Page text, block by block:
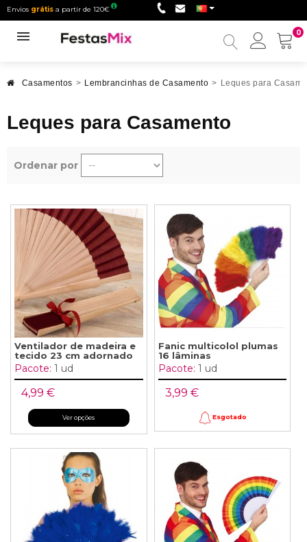
Envios grátis a partir de 120€
0
Minha
Casamentos > Lembrancinhas de Casamento > Leques para
Leques para Casamento
Ordenar por
Ventilador de madeira e
tecido 23 cm adornado
Pacote: 1 ud
4,99 €
Ver opções
Fanic multicolol plumas
16 lâminas
Pacote: 1 ud
3,99 €
Esgotado